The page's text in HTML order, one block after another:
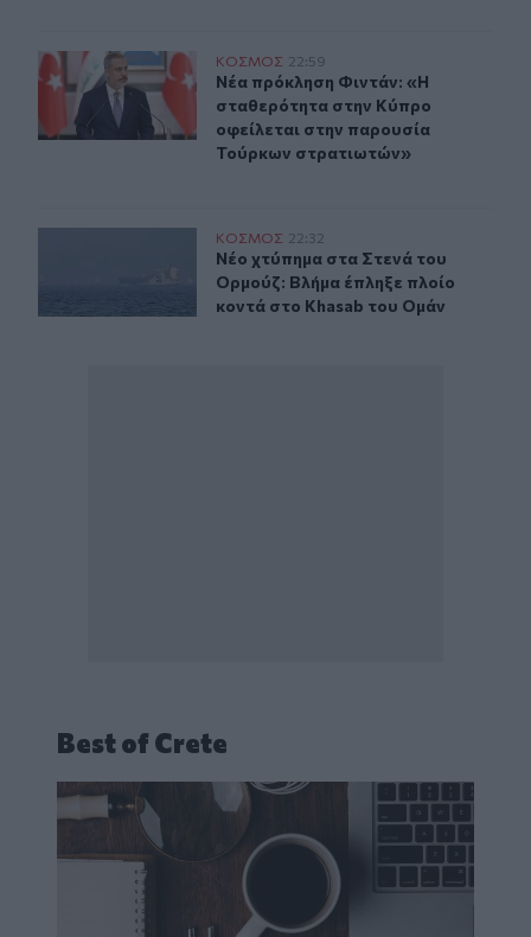
Νέα πρόκληση Φιντάν: «Η σταθερότητα στην Κύπρο
ΚΟΣΜΟΣ 22:59
Νέα πρόκληση Φιντάν: «Η
Νέα πρόκληση Φιντάν: «Η
σταθερότητα στην Κύπρο
οφείλεται στην παρουσία
Τούρκων στρατιωτών»
Νέο χτύπημα στα Στενά του Ορμούζ: Βλήμα έπληξε
ΚΟΣΜΟΣ 22:32
Νέο χτύπημα στα Στενά του
Νέο χτύπημα στα Στενά του
Ορμούζ: Βλήμα έπληξε πλοίο
κοντά στο Khasab του Ομάν
Best of Crete